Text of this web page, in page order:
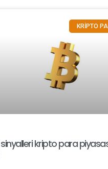
KRİPTO
kripto para